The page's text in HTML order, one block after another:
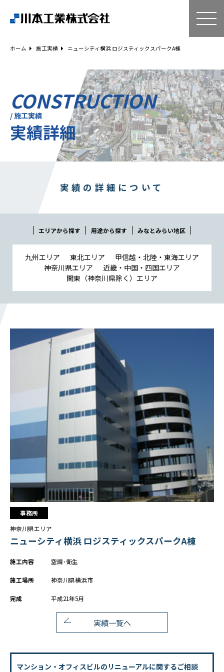
空気調和設備工事
リニューアル
建築工事
設備工事
会社概要
役員一覧
私たちの取り組み
横浜グランドスラム
横浜型地域貢献
よこはまグッドバランス
横浜健康経営
地域志向CSR方針
パートナーシップ構築宣言
かながわ健康優良企業
施工実績
ホテル・商業施設
リニューアル
事務所
工場・研究所・交通施設
教育・文化・スポーツ施設
病院・福祉施設
新卒・第二新卒採用
職種
ホーム 施工実績 ニューシティ横浜 ロジスティックスパークA棟
CONSTRUCTION
/ 施工実績
実績詳細
実績の詳細について
エリアから探す 用途から探す みなとみらい地区
九州エリア 東北エリア
甲信越・北陸・東海エリア
神奈川県エリア
近畿・中国・四国エリア
関東（神奈川県除く）エリア
事務所
神奈川県エリア
ニューシティ横浜 ロジスティックスパークA棟
施工内容 空調･衛生
施工場所 神奈川県横浜市
完成 平成21年5月
実績一覧へ
マンション・オフィスビルのリニューアルに関するご相談